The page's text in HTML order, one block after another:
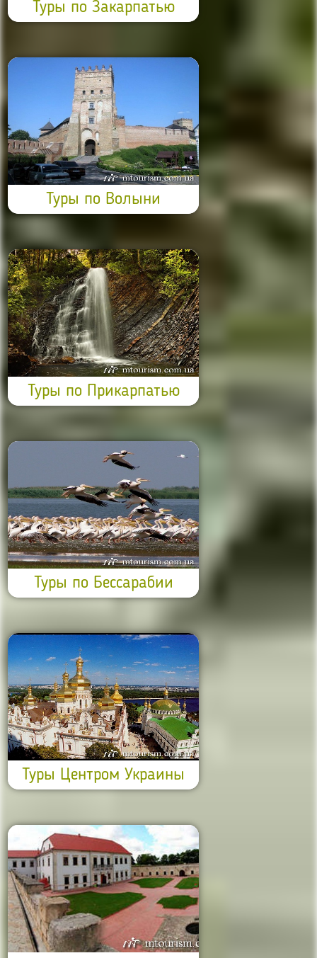
Туры по Закарпатью
Туры по Волыни
Туры по Прикарпатью
Туры по Бессарабии
Туры Центром Украины